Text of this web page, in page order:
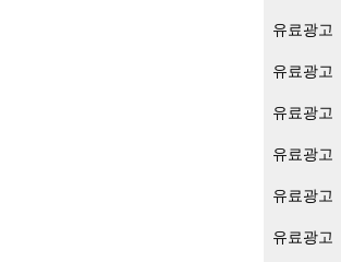
유료광고
유료광고
유료광고
유료광고
유료광고
유료광고